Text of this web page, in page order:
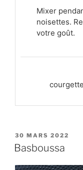
Mixer
noisettes.
votre goût.
PUBLIÉ
LE
30 MARS 2022
Basboussa